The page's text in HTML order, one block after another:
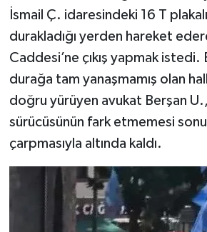
İsmail Ç. idaresindeki 16 T
durakladığı yerden hareket
Caddesi’ne çıkış yapmak istedi.
durağa tam yanaşmamış olan
doğru yürüyen avukat Berşan
sürücüsünün fark etmemesi
çarpmasıyla altında kaldı.
KAHRAMANMARAŞ